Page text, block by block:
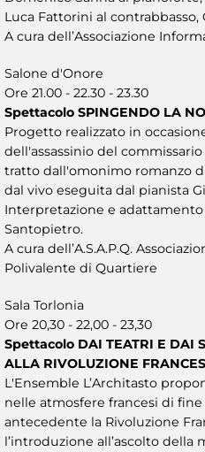
Luca Fattorini al
A cura dell’Associazione
Salone d'Onore
Ore 21.00 - 22.30 - 23.30
Spettacolo SPINGENDO LA
Progetto realizzato in
dell'assassinio del
tratto dall'omonimo romanzo
dal vivo eseguita dal pianista
Interpretazione e
Santopietro.
A cura dell’A.S.A.P.Q.
Polivalente di Quartiere
Sala Torlonia
Ore 20,30 - 22,00 - 23,30
Spettacolo DAI TEATRI E DAI
ALLA RIVOLUZIONE
L'Ensemble L’Architasto
nelle atmosfere francesi di
antecedente la Rivoluzione
l’introduzione all’ascolto della